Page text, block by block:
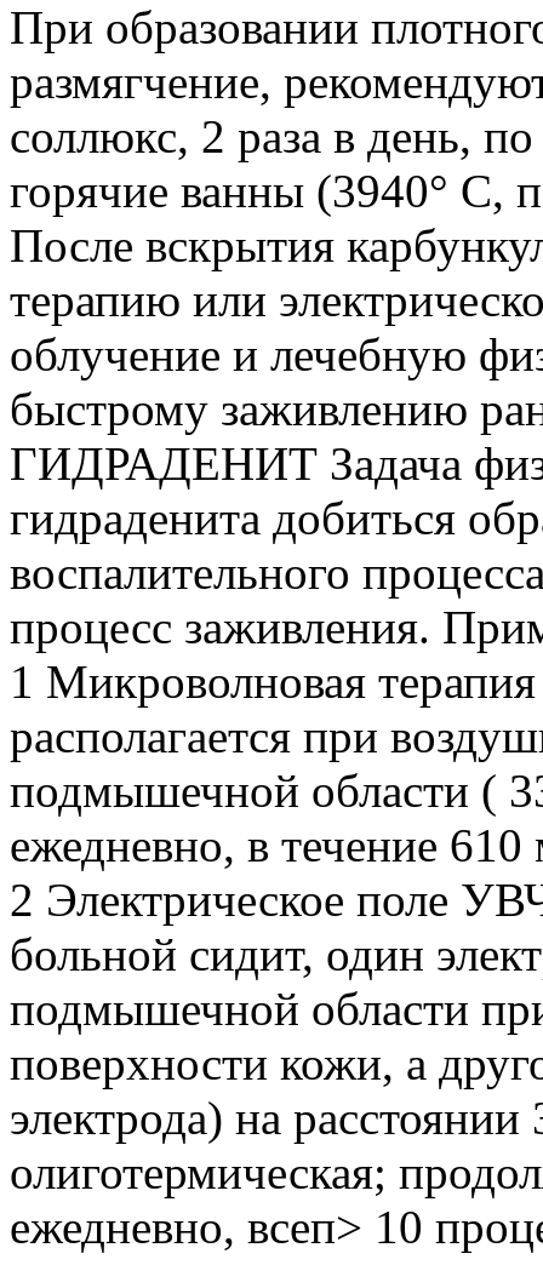
При образовании
размягчение,
соллюкс, 2 раза в день,
горячие ванны (3940° С,
После вскрытия
терапию или
облучение и лечебную
быстрому заживлению
ГИДРАДЕНИТ Задача
гидраденита добиться
воспалительного
процесс заживления.
1 Микроволновая
располагается при
подмышечной области (
ежедневно, в течение 610
2 Электрическое поле
больной сидит, один
подмышечной области
поверхности кожи, а
электрода) на
олиготермическая;
ежедневно, всеп> 10